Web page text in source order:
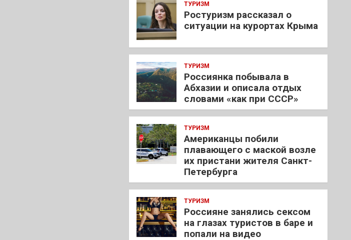
ТУРИЗМ
Ростуризм рассказал о
ситуации на курортах Крыма
ТУРИЗМ
Россиянка побывала в
Абхазии и описала отдых
словами «как при СССР»
ТУРИЗМ
Американцы побили
плавающего с маской возле
их пристани жителя Санкт-
Петербурга
ТУРИЗМ
Россияне занялись сексом
на глазах туристов в баре и
попали на видео